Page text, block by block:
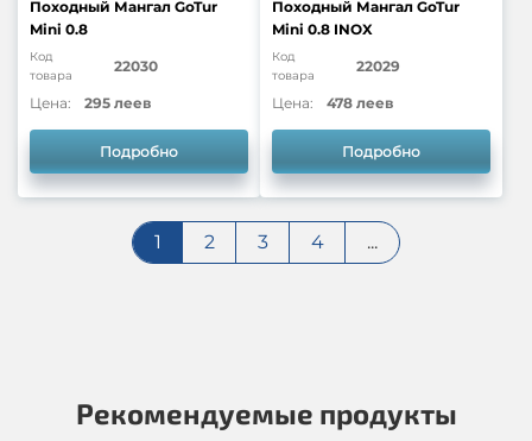
Походный Мангал GoTur
Mini 0.8
Код
товара
22030
Цена: 295 леев
Подробно
Походный Мангал GoTur
Mini 0.8 INOX
Код
товара
22029
Цена: 478 леев
Подробно
1 2 3 4 ...
Рекомендуемые продукты